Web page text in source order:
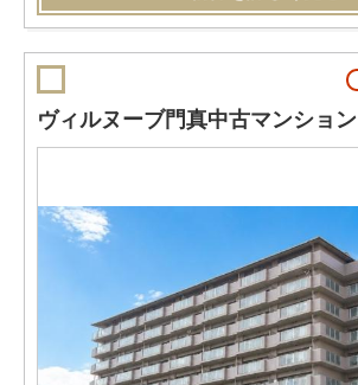
ヴィルヌーブ門真中古マンション